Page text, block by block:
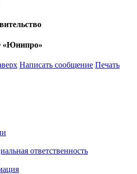
«Юнипро»
Написать сообщение Печать
ответственность